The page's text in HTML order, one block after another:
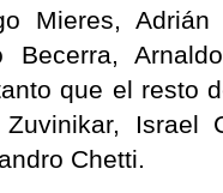
Mieres,
Becerra,
que el resto
Zuvinikar, Israel
Chetti.